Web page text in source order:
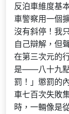
反泊車維度基
車警察用一個
沒有斜停！我
自己辯解，但
在第三次元的
是——八十九點
罰！」懲罰的
車七百次失敗
時，一輛像是